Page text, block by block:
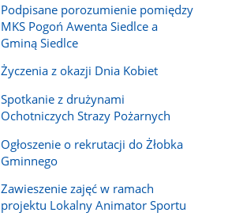
Podpisane porozumienie pomiędzy
MKS Pogoń Awenta Siedlce a
Gminą Siedlce
Życzenia z okazji Dnia Kobiet
Spotkanie z drużynami
Ochotniczych Strazy Pożarnych
Ogłoszenie o rekrutacji do Żłobka
Gminnego
Zawieszenie zajęć w ramach
projektu Lokalny Animator Sportu